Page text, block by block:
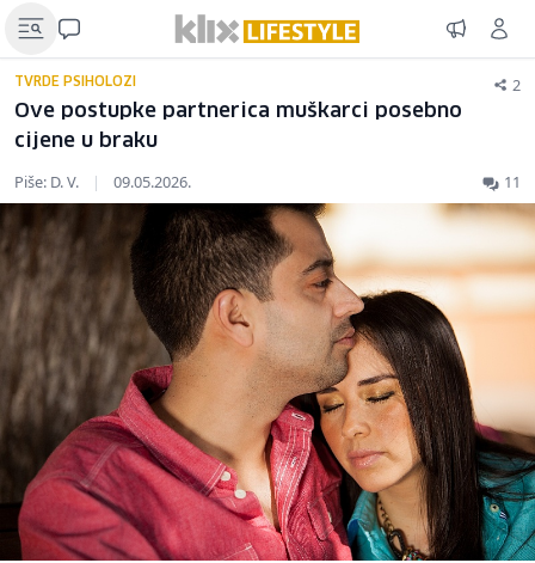
TVRDE PSIHOLOZI 2
Ove postupke partnerica muškarci posebno
cijene u braku
Piše: D. V. | 09.05.2026. 11